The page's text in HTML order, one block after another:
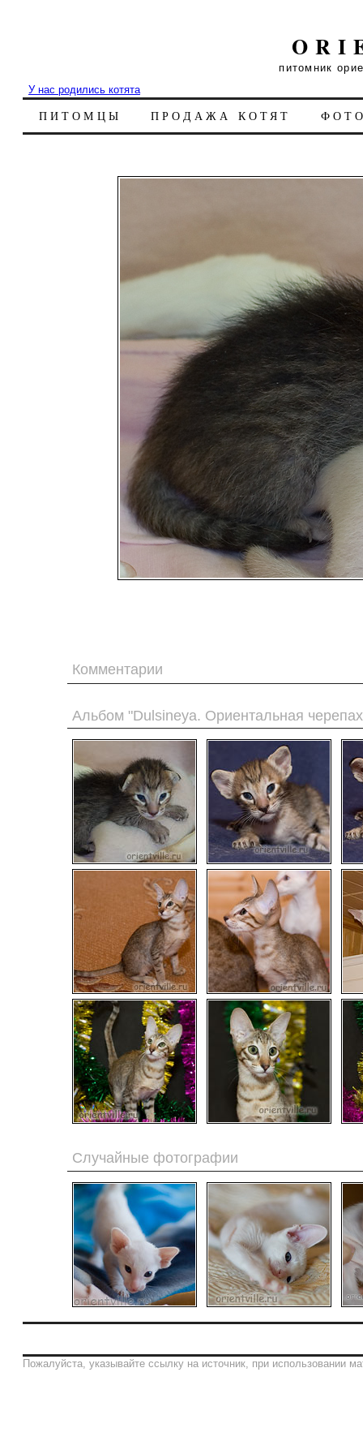
питомник
У нас родились котята
ПИТОМЦЫ ПРОДАЖА КОТЯТ
Комментарии
Альбом "Dulsineya. Ориентальная
Случайные фотографии
Пожалуйста, указывайте ссылку на источник, при использовании